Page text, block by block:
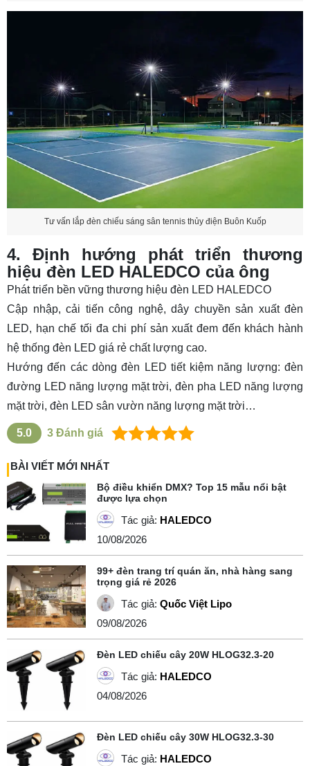
Tư vấn lắp đèn chiếu sáng sân tennis thủy điện Buôn Kuốp
4. Định hướng phát triển thương
hiệu đèn LED HALEDCO của ông
Phát triển bền vững thương hiệu đèn LED HALEDCO
Cập nhập, cải tiến công nghệ, dây chuyền sản xuất đèn
LED, hạn chế tối đa chi phí sản xuất đem đến khách hành
hệ thống đèn LED giá rẻ chất lượng cao.
Hướng đến các dòng đèn LED tiết kiệm năng lượng: đèn
đường LED năng lượng mặt trời, đèn pha LED năng lượng
mặt trời, đèn LED sân vườn năng lượng mặt trời…
5.0 3 Đánh giá
BÀI VIẾT MỚI NHẤT
Bộ điều khiển DMX? Top 15 mẫu nổi bật
được lựa chọn
Tác giả: HALEDCO
10/08/2026
99+ đèn trang trí quán ăn, nhà hàng sang
trọng giá rẻ 2026
Tác giả:Quốc Việt Lipo
09/08/2026
Đèn LED chiếu cây 20W HLOG32.3-20
Tác giả: HALEDCO
04/08/2026
Đèn LED chiếu cây 30W HLOG32.3-30
Tác giả: HALEDCO